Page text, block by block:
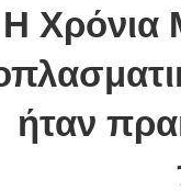
Η Χρόνια
ήταν